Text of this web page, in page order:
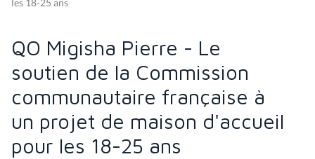
QO Migisha Pierre - Le
soutien de la Commission
communautaire française à
un projet de maison d'accueil
pour les 18-25 ans